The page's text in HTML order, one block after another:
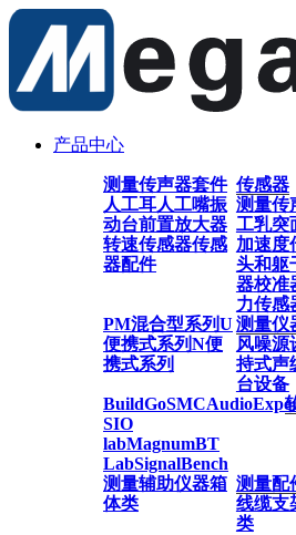
产品中心
传感器
测量传声器套件
人工耳人工嘴振
动台前置放大器
转速传感器传感
器配件
测量传
工乳突
加速度
头和躯
器校准
力传感
测量仪
PM混合型系列U
便携式系列N便
携式系列
风噪源
持式声
台设备
BuildGoSMC
SIO
labMagnumBT
LabSignalBench
测量配
测量辅助仪器箱
体类
线缆支
类